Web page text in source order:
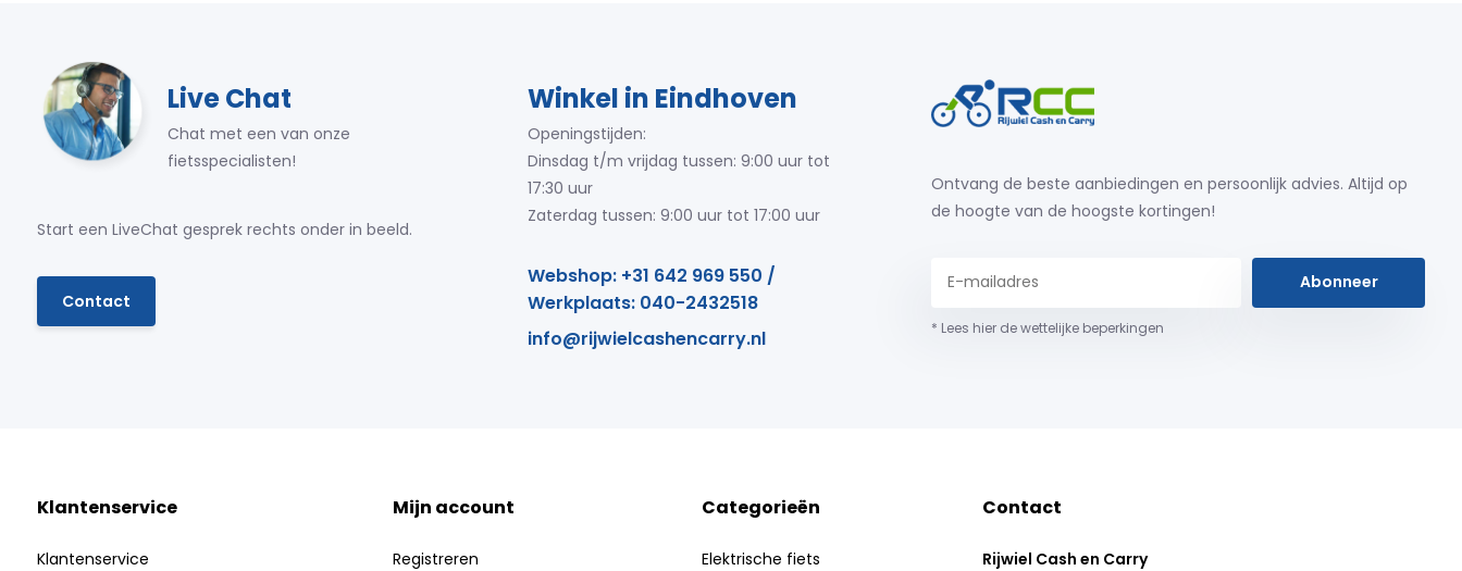
Live Chat
Chat met een van onze
fietsspecialisten!
Start een LiveChat gesprek rechts onder in beeld.
Contact
Winkel in Eindhoven
Openingstijden:
Dinsdag t/m vrijdag tussen: 9:00 uur tot
17:30 uur
Zaterdag tussen: 9:00 uur tot 17:00 uur
Webshop: +31 642 969 550 /
Werkplaats: 040-2432518
info@rijwielcashencarry.nl
Ontvang de beste aanbiedingen en persoonlijk advies. Altijd op
de hoogte van de hoogste kortingen!
Abonneer
* Lees hier de wettelijke beperkingen
Klantenservice
Klantenservice
Mijn account
Registreren
Categorieën
Elektrische fiets
Contact
Rijwiel Cash en Carry